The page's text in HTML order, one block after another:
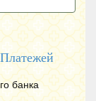
банка